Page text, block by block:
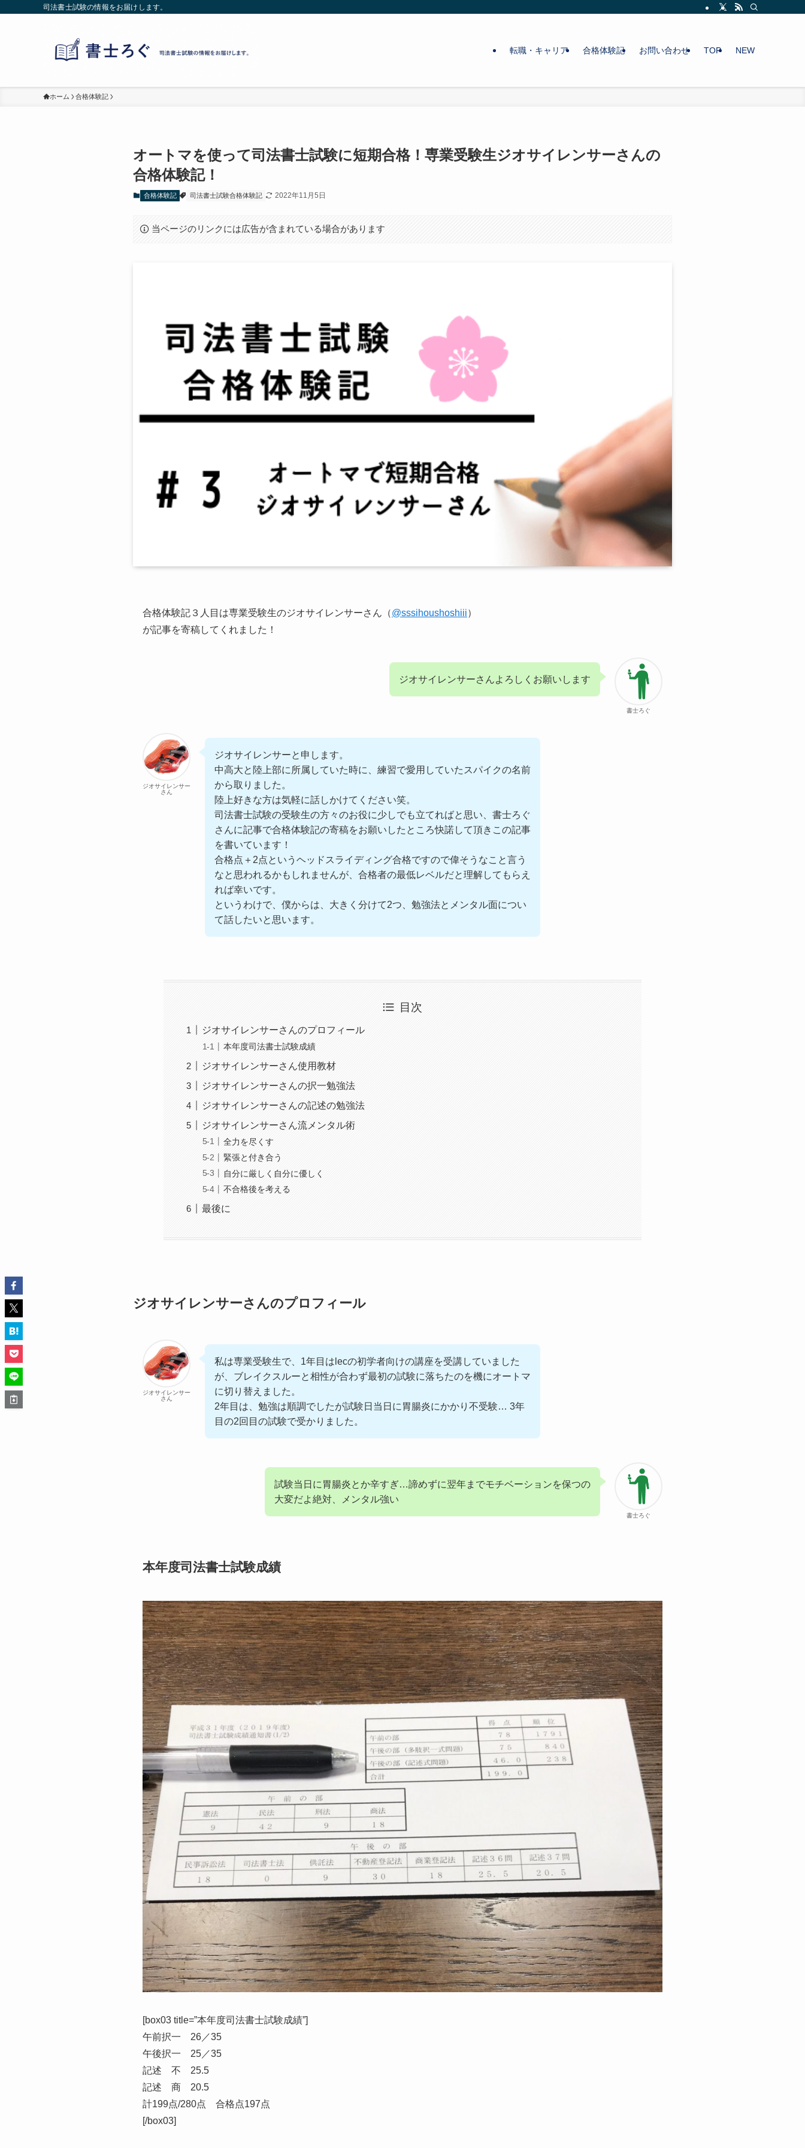
司法書士試験の情報をお届けします。
転職・キャリア 合格体験記 お問い合わせ TOP NEW
ホーム 合格体験記
オートマを使って司法書士試験に短期合格！専業受験生ジオサイレンサーさんの
合格体験記！
合格体験記 司法書士試験合格体験記 2022年11月5日
当ページのリンクには広告が含まれている場合があります
合格体験記３人目は専業受験生のジオサイレンサーさん（@sssihoushoshiii）
が記事を寄稿してくれました！
書士ろぐ
ジオサイレンサーさんよろしくお願いします
ジオサイレンサー
さん
ジオサイレンサーと申します。
中高大と陸上部に所属していた時に、練習で愛用していたスパイクの名前
から取りました。
陸上好きな方は気軽に話しかけてください笑。
司法書士試験の受験生の方々のお役に少しでも立てればと思い、書士ろぐ
さんに記事で合格体験記の寄稿をお願いしたところ快諾して頂きこの記事
を書いています！
合格点＋2点というヘッドスライディング合格ですので偉そうなこと言う
なと思われるかもしれませんが、合格者の最低レベルだと理解してもらえ
れば幸いです。
というわけで、僕からは、大きく分けて2つ、勉強法とメンタル面につい
て話したいと思います。
目次
ジオサイレンサーさんのプロフィール
本年度司法書士試験成績
ジオサイレンサーさん使用教材
ジオサイレンサーさんの択一勉強法
ジオサイレンサーさんの記述の勉強法
ジオサイレンサーさん流メンタル術
全力を尽くす
緊張と付き合う
自分に厳しく自分に優しく
不合格後を考える
最後に
ジオサイレンサーさんのプロフィール
ジオサイレンサー
さん
私は専業受験生で、1年目はlecの初学者向けの講座を受講していました
が、ブレイクスルーと相性が合わず最初の試験に落ちたのを機にオートマ
に切り替えました。
2年目は、勉強は順調でしたが試験日当日に胃腸炎にかかり不受験… 3年
目の2回目の試験で受かりました。
書士ろぐ
試験当日に胃腸炎とか辛すぎ…諦めずに翌年までモチベーションを保つの
大変だよ絶対、メンタル強い
本年度司法書士試験成績
[box03 title=”本年度司法書士試験成績”]
午前択一 26／35
午後択一 25／35
記述 不 25.5
記述 商 20.5
計199点/280点 合格点197点
[/box03]